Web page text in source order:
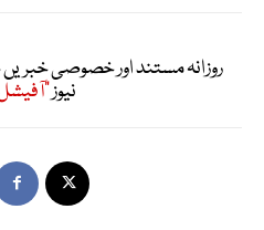
روزانہ مستند اور خصوصی
نیوز